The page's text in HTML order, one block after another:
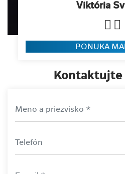
Viktória
PONUKA
Kontaktujte